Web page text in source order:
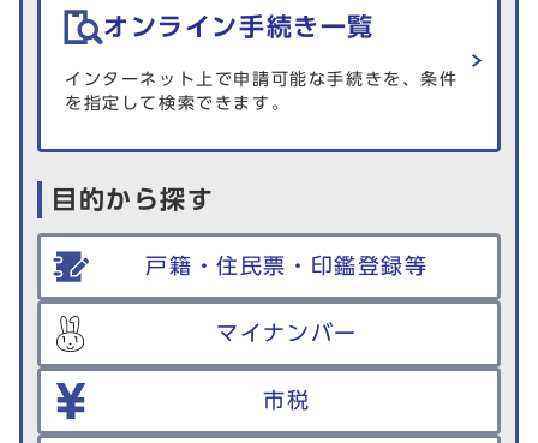
オンライン手続き一覧
インターネット上で申請可能な手続きを、条件
を指定して検索できます。
目的から探す
戸籍・住民票・印鑑登録等
マイナンバー
市税